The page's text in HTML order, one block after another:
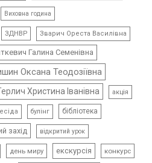
Виховна година
ЗДНВР Зварич Ореста Василівна
Галина Семенівна
Оксана Теодозіївна
Христина Іванівна акція
булінг бібліотека
захід відкритий урок
день миру екскурсія конкурс